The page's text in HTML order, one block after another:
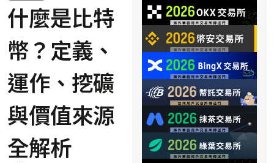
什麼是比特
幣？定義、
運作、挖礦
與價值來源
全解析